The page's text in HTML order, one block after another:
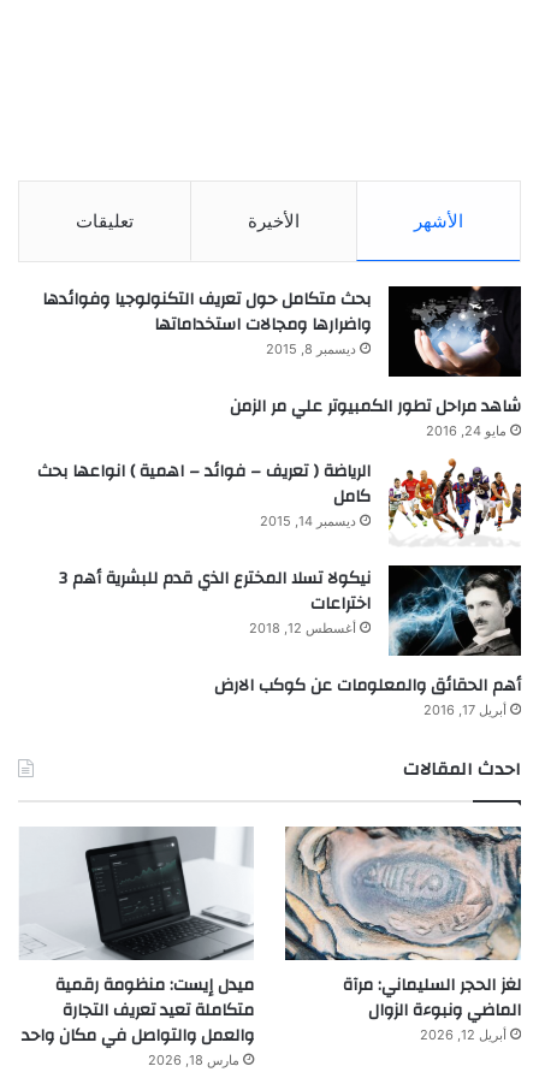
الأشهر الأخيرة تعليقات
بحث متكامل حول تعريف التكنولوجيا وفوائدها
واضرارها ومجالات استخداماتها
ديسمبر 8, 2015
شاهد مراحل تطور الكمبيوتر علي مر الزمن
مايو 24, 2016
الرياضة ( تعريف – فوائد – اهمية ) انواعها بحث
كامل
ديسمبر 14, 2015
نيكولا تسلا المخترع الذي قدم للبشرية أهم 3
اختراعات
أغسطس 12, 2018
أهم الحقائق والمعلومات عن كوكب الارض
أبريل 17, 2016
احدث المقالات
لغز الحجر السليماني: مرآة
الماضي ونبوءة الزوال
أبريل 12, 2026
ميدل إيست: منظومة رقمية
متكاملة تعيد تعريف التجارة
والعمل والتواصل في مكان واحد
مارس 18, 2026